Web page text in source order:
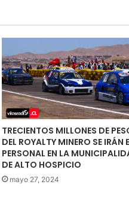
TRECIENTOS MILLONES DE
DEL ROYALTY MINERO SE IRÁN
PERSONAL EN LA
DE ALTO HOSPICIO
mayo 27, 2024